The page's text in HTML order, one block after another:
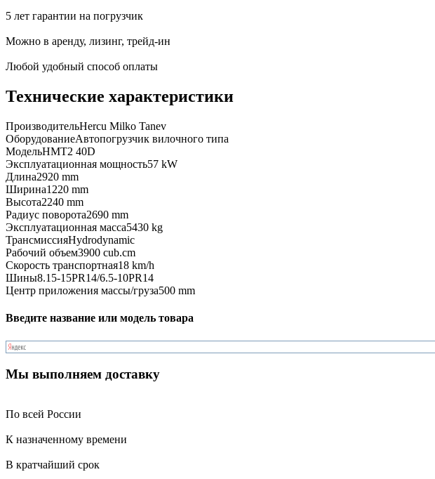
5 лет гарантии на погрузчик
Можно в аренду, лизинг, трейд-ин
Любой удобный способ оплаты
Технические характеристики
ПроизводительHercu Milko Tanev
ОборудованиеАвтопогрузчик вилочного типа
МодельHMT2 40D
Эксплуатационная мощность57 kW
Длина2920 mm
Ширина1220 mm
Высота2240 mm
Радиус поворота2690 mm
Эксплуатационная масса5430 kg
ТрансмиссияHydrodynamic
Рабочий объем3900 cub.cm
Скорость транспортная18 km/h
Шины8.15-15PR14/6.5-10PR14
Центр приложения массы/груза500 mm
Введите название или модель товара
Мы выполняем доставку
По всей России
К назначенному времени
В кратчайший срок